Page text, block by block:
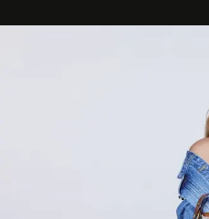
unsurlarından biri olarak öne